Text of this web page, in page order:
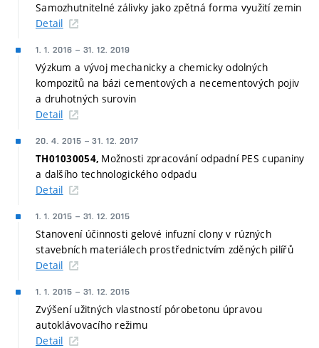
Samozhutnitelné zálivky jako zpětná forma využití zemin
Detail
1. 1. 2016 – 31. 12. 2019
Výzkum a vývoj mechanicky a chemicky odolných
kompozitů na bázi cementových a necementových pojiv
a druhotných surovin
Detail
20. 4. 2015 –31. 12. 2017
TH01030054, Možnosti zpracování odpadní PES cupaniny
a dalšího technologického odpadu
Detail
1. 1. 2015 – 31. 12. 2015
Stanovení účinnosti gelové infuzní clony v rúzných
stavebních materiálech prostřednictvím zděných pilířů
Detail
1. 1. 2015 – 31. 12. 2015
Zvýšení užitných vlastností pórobetonu úpravou
autoklávovacího režimu
Detail